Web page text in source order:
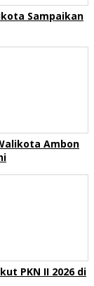
Sampaikan
Ambon
PKN II 2026 di